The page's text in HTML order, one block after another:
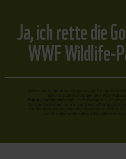
Ja, ich rette die
WWF Wildlife-
Datenschutzhinweis: